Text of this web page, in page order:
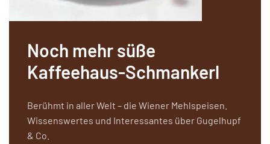
Noch mehr süße
Kaffeehaus-Schmankerl
Berühmt in aller Welt – die Wiener Mehlspeisen.
Wissenswertes und Interessantes über Gugelhupf
& Co.